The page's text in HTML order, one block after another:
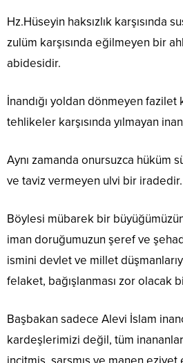
Hz.Hüseyin haksızlık karşısında
zulüm karşısında eğilmeyen bir
abidesidir.
İnandığı yoldan dönmeyen
tehlikeler karşısında yılmayan
Aynı zamanda onursuzca hüküm
ve taviz vermeyen ulvi bir iradedir.
Böylesi mübarek bir
iman doruğumuzun şeref ve
ismini devlet ve millet
felaket, bağışlanması zor olacak
Başbakan sadece Alevi İslam
kardeşlerimizi değil, tüm